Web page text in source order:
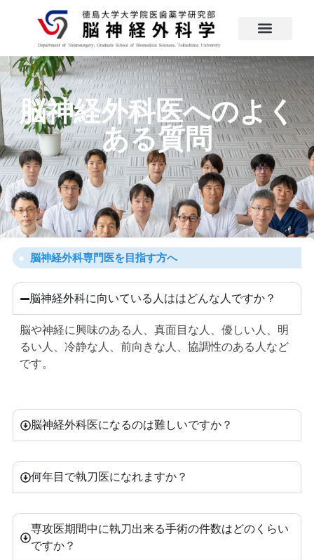
脳神経外科医へのよく
ある質問
脳神経外科専門医を目指す方へ
脳神経外科に向いている人ははどんな人ですか？
脳や神経に興味のある人、真面目な人、優しい人、明
るい人、冷静な人、前向きな人、協調性のある人など
です。
脳神経外科医になるのは難しいですか？
何年目で執刀医になれますか？
専攻医期間中に執刀出来る手術の件数はどのくらい
ですか？